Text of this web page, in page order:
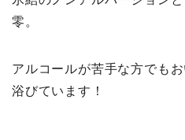
零。
アルコールが苦手な方でも
浴びています！